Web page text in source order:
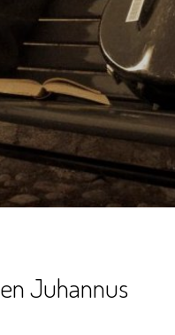
Juhannus